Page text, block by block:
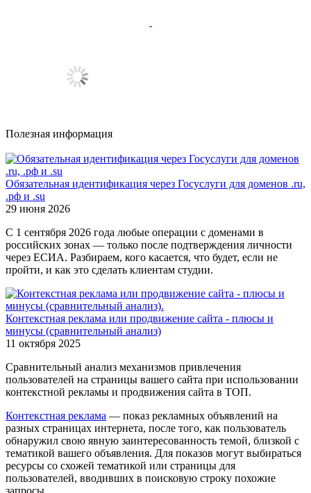
Полезная информация
Обязательная идентификация через Госуслуги для доменов .ru,
.рф и .su
29 июня 2026
С 1 сентября 2026 года любые операции с доменами в
российских зонах — только после подтверждения личности
через ЕСИА. Разбираем, кого касается, что будет, если не
пройти, и как это сделать клиентам студии.
Контекстная реклама или продвижение сайта - плюсы и
минусы (сравнительный анализ)
11 октября 2025
Сравнительный анализ механизмов привлечения
пользователей на страницы вашего сайта при использовании
контекстной рекламы и продвижения сайта в ТОП.
Контекстная реклама — показ рекламных объявлений на
разных страницах интернета, после того, как пользователь
обнаружил свою явную заинтересованность темой, близкой с
тематикой вашего объявления. Для показов могут выбираться
ресурсы со схожей тематикой или страницы для
пользователей, вводивших в поисковую строку похожие
запросы.